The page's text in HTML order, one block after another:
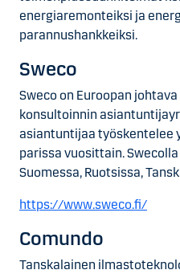
energiaremonteiksi ja
parannushankkeiksi.
Sweco
Sweco on Euroopan
konsultoinnin
asiantuntijaa työskentelee
parissa vuosittain.
Suomessa, Ruotsissa,
https://www.sweco.fi/
Comundo
Tanskalainen